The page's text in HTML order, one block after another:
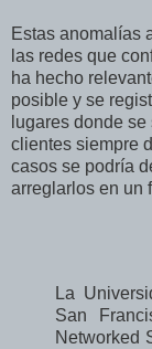
Estas anomalías
las redes que
ha hecho
posible y se
lugares donde
clientes siempre
casos se podría
arreglarlos en un
La
San
Networked